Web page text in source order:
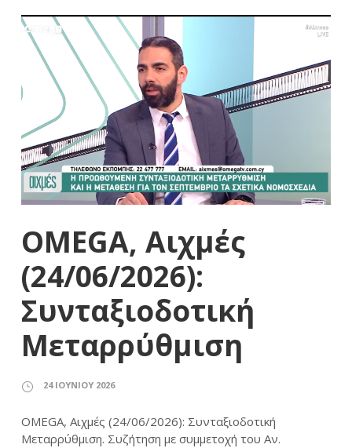
OMEGA, Αιχμές
(24/06/2026):
Συνταξιοδοτική
Μεταρρύθμιση
24 ΙΟΥΝΊΟΥ 2026
OMEGA, Αιχμές (24/06/2026): Συνταξιοδοτική
Μεταρρύθμιση. Συζήτηση με συμμετοχή του Αν.